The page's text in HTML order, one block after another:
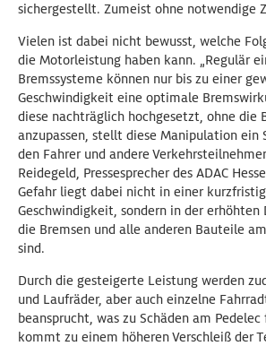
sichergestellt. Zumeist ohne notwendige
Vielen ist dabei nicht bewusst, welche
die Motorleistung haben kann. „Regulär
Bremssysteme können nur bis zu einer
Geschwindigkeit eine optimale
diese nachträglich hochgesetzt, ohne die
anzupassen, stellt diese Manipulation ein
den Fahrer und andere
Reidegeld, Pressesprecher des ADAC
Gefahr liegt dabei nicht in einer
Geschwindigkeit, sondern in der erhöhten
die Bremsen und alle anderen Bauteile
sind.
Durch die gesteigerte Leistung werden
und Laufräder, aber auch einzelne
beansprucht, was zu Schäden am Pedelec
kommt zu einem höheren Verschleiß der